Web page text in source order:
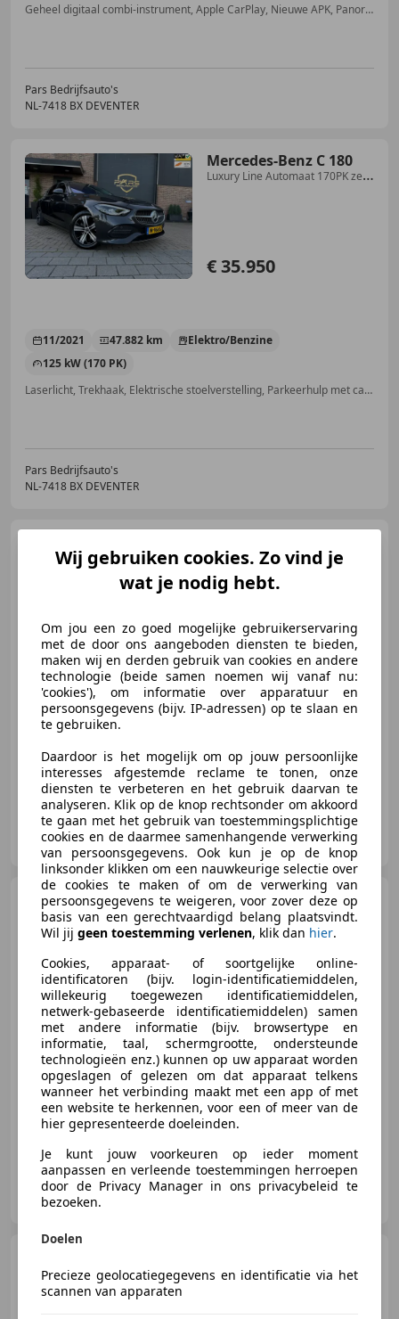
Geheel digitaal combi-instrument, Apple CarPlay, Nieuwe APK, Panorama dak, Parkeerhulp met camera, Alarm, Met onderhoudshistorie, Stuurwielverwarming
Pars Bedrijfsauto's
NL-7418 BX DEVENTER
Mercedes-Benz C 180
Luxury Line Automaat 170PK zeer
€ 35.950
11/2021 47.882 km
Elektro/Benzine
125 kW (170 PK)
Laserlicht, Trekhaak, Elektrische stoelverstelling, Parkeerhulp met camera, Getinte ramen, Stoelverwarming, Standkachel, Keyless Entry
Pars Bedrijfsauto's
NL-7418 BX DEVENTER
TDI L1H1 BMT Highline 150PK
Automaat DSG Airco
€ 12.950
Excl. BTW
06/2016 221.335 km
110 kW (150 PK)
Pars Bedrijfsauto's
NL-7418 BX DEVENTER
Opel Vivaro1.6 CDTI L2H1
DC Innovation EcoFlex Dubbele
Cabine
€ 14.450
Excl. BTW
02/2017 204.550 km Diesel
107 kW (145 PK)
Pars Bedrijfsauto's
NL-7418 BX DEVENTER
L2H1 DC Dubbele Cabine 6PRSN
Wij gebruiken cookies. Zo vind je
wat je nodig hebt.
Om jou een zo goed mogelijke gebruikerservaring
met de door ons aangeboden diensten te bieden,
maken wij en derden gebruik van cookies en andere
technologie (beide samen noemen wij vanaf nu:
'cookies'), om informatie over apparatuur en
persoonsgegevens (bijv. IP-adressen) op te slaan en
te gebruiken.
Daardoor is het mogelijk om op jouw persoonlijke
interesses afgestemde reclame te tonen, onze
diensten te verbeteren en het gebruik daarvan te
analyseren. Klik op de knop rechtsonder om akkoord
te gaan met het gebruik van toestemmingsplichtige
cookies en de daarmee samenhangende verwerking
van persoonsgegevens. Ook kun je op de knop
linksonder klikken om een nauwkeurige selectie over
de cookies te maken of om de verwerking van
persoonsgegevens te weigeren, voor zover deze op
basis van een gerechtvaardigd belang plaatsvindt.
Wil jij geen toestemming verlenen, klik dan hier.
Cookies, apparaat- of soortgelijke online-
identificatoren (bijv. login-identificatiemiddelen,
willekeurig toegewezen identificatiemiddelen,
netwerk-gebaseerde identificatiemiddelen) samen
met andere informatie (bijv. browsertype en
informatie, taal, schermgrootte, ondersteunde
technologieën enz.) kunnen op uw apparaat worden
opgeslagen of gelezen om dat apparaat telkens
wanneer het verbinding maakt met een app of met
een website te herkennen, voor een of meer van de
hier gepresenteerde doeleinden.
Je kunt jouw voorkeuren op ieder moment
aanpassen en verleende toestemmingen herroepen
door de Privacy Manager in ons privacybeleid te
bezoeken.
Doelen
Precieze geolocatiegegevens en identificatie via het
scannen van apparaten